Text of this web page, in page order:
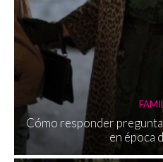
Cómo responder
en época